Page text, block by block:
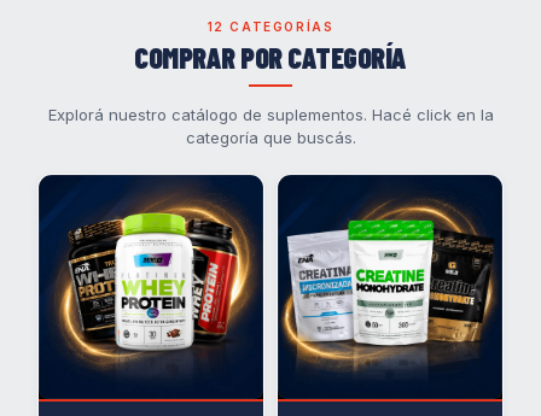
12 CATEGORÍAS
COMPRAR POR CATEGORÍA
Explorá nuestro catálogo de suplementos. Hacé click en la
categoría que buscás.